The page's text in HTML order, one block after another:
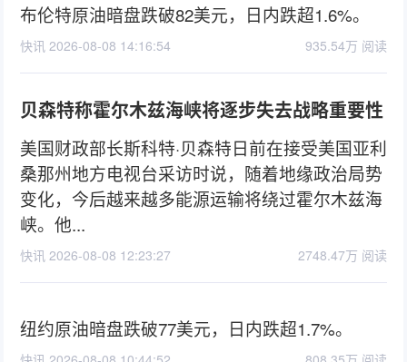
布伦特原油暗盘跌破82美元，日内跌超1.6%。
快讯 2026-08-08 14:16:54 935.54万 阅读
贝森特称霍尔木兹海峡将逐步失去战略重要性
美国财政部长斯科特·贝森特日前在接受美国亚利
桑那州地方电视台采访时说，随着地缘政治局势
变化，今后越来越多能源运输将绕过霍尔木兹海
峡。他...
快讯 2026-08-08 12:23:27 2748.47万 阅读
纽约原油暗盘跌破77美元，日内跌超1.7%。